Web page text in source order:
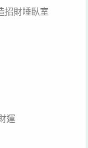
招財睡臥室
運